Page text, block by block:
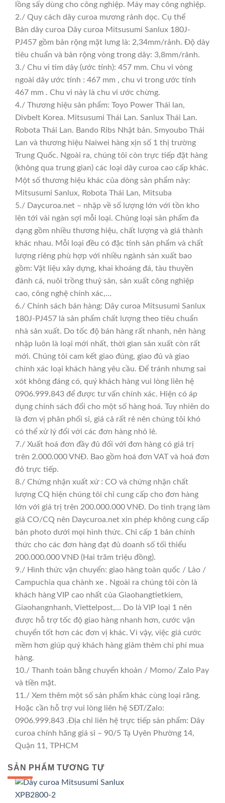
lồng sấy dùng cho công nghiệp. Máy may công nghiệp.
2./ Quy cách dây curoa mương rảnh dọc. Cụ thể
Bản dây curoa Dây curoa Mitsusumi Sanlux 180J-
PJ457 gồm bản rộng mặt lưng là: 2,34mm/rảnh. Độ dày
tiêu chuẩn và bản rộng vòng trong dây: 3,8mm/rảnh.
3./ Chu vi tim dây (ước tính): 457 mm. Chu vi vòng
ngoài dây ước tính : 467 mm , chu vi trong ước tính
467 mm . Chu vi này là chu vi ước chừng.
4./ Thương hiệu sản phẩm: Toyo Power Thái lan,
Divbelt Korea. Mitsusumi Thái Lan. Sanlux Thái Lan.
Robota Thái Lan. Bando Ribs Nhật bản. Smyoubo Thái
Lan và thương hiệu Naiwei hàng xịn số 1 thị trường
Trung Quốc. Ngoài ra, chúng tôi còn trực tiếp đặt hàng
(không qua trung gian) các loại dây curoa cao cấp khác.
Một số thương hiệu khác của dòng sản phẩm này:
Mitsusumi Sanlux, Robota Thái Lan, Mitsuba
5./ Daycuroa.net – nhập về số lượng lớn với tồn kho
lên tới vài ngàn sợi mỗi loại. Chủng loại sản phẩm đa
dạng gồm nhiều thương hiệu, chất lượng và giá thành
khác nhau. Mỗi loại đều có đặc tính sản phẩm và chất
lượng riêng phù hợp với nhiều ngành sản xuất bao
gồm: Vật liệu xây dựng, khai khoáng đá, tàu thuyền
đánh cá, nuôi trồng thuỷ sản, sản xuất công nghiệp
cao, công nghệ chính xác,…
6./ Chính sách bán hàng: Dây curoa Mitsusumi Sanlux
180J-PJ457 là sản phẩm chất lượng theo tiêu chuẩn
nhà sản xuất. Do tốc độ bán hàng rất nhanh, nên hàng
nhập luôn là loại mới nhất, thời gian sản xuất còn rất
mới. Chúng tôi cam kết giao đúng, giao đủ và giao
chính xác loại khách hàng yêu cầu. Để tránh nhưng sai
xót không đáng có, quý khách hàng vui lòng liên hệ
0906.999.843 để được tư vấn chính xác. Hiện có áp
dụng chính sách đổi cho một số hàng hoá. Tuy nhiên do
là đơn vị phân phối sỉ, giá cả rất rẻ nên chúng tôi khó
có thể xử lý đổi với các đơn hàng nhỏ lẻ.
7./ Xuất hoá đơn đầy đủ đối với đơn hàng có giá trị
trên 2.000.000 VNĐ. Bao gồm hoá đơn VAT và hoá đơn
đỏ trực tiếp.
8./ Chứng nhận xuất xứ : CO và chứng nhận chất
lượng CQ hiện chúng tôi chỉ cung cấp cho đơn hàng
lớn với giá trị trên 200.000.000 VNĐ. Do tình trạng làm
giả CO/CQ nên Daycuroa.net xin phép không cung cấp
bản photo dưới mọi hình thức. Chỉ cấp 1 bản chính
thức cho các đơn hàng đạt đủ doanh số tối thiểu
200.000.000 VNĐ (Hai trăm triệu đồng).
9./ Hình thức vận chuyển: giao hàng toàn quốc / Lào /
Campuchia qua chành xe . Ngoài ra chúng tôi còn là
khách hàng VIP cao nhất của Giaohangtietkiem,
Giaohangnhanh, Viettelpost,… Do là VIP loại 1 nên
được hỗ trợ tốc độ giao hàng nhanh hơn, cước vận
chuyển tốt hơn các đơn vị khác. Vì vậy, việc giá cước
mềm hơn giúp quý khách hàng giảm thêm chi phí mua
hàng.
10./ Thanh toán bằng chuyển khoản / Momo/ Zalo Pay
và tiền mặt.
11./ Xem thêm một số sản phẩm khác cùng loại răng.
Hoặc cần hỗ trợ vui lòng liên hệ SĐT/Zalo:
0906.999.843 .Địa chỉ liên hệ trực tiếp sản phẩm: Dây
curoa chính hãng giá sỉ – 90/5 Tạ Uyên Phường 14,
Quận 11, TPHCM
SẢN PHẨM TƯƠNG TỰ
GIÁ SỈ
GIÁ TỐT